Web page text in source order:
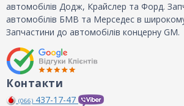
автомобілів Додж, Крайслер та Форд.
автомобілів БМВ та Мерседес в
Запчастини до автомобілів концерну GM.
Контакти
(066) 437-17-47